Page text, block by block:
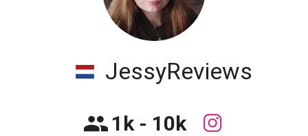
JessyReviews
1k - 10k